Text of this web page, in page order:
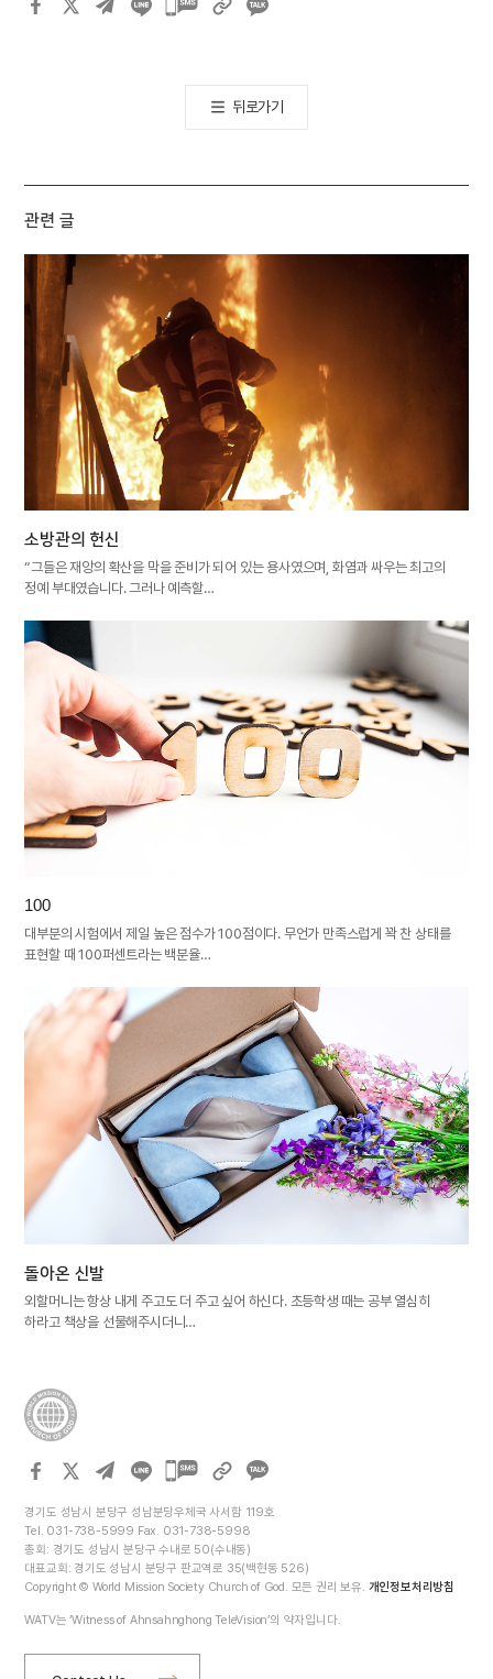
카카오톡
뒤로가기
관련 글
소방관의 헌신
“그들은 재앙의 확산을 막을 준비가 되어 있는 용사였으며, 화염과 싸우는 최고의
정예 부대였습니다. 그러나 예측할…
100
대부분의 시험에서 제일 높은 점수가 100점이다. 무언가 만족스럽게 꽉 찬 상태를
표현할 때 100퍼센트라는 백분율…
돌아온 신발
외할머니는 항상 내게 주고도 더 주고 싶어 하신다. 초등학생 때는 공부 열심히
하라고 책상을 선물해주시더니…
카카오톡
경기도 성남시 분당구 성남분당우체국 사서함 119호
Tel. 031-738-5999 Fax. 031-738-5998
총회: 경기도 성남시 분당구 수내로 50(수내동)
대표교회: 경기도 성남시 분당구 판교역로 35(백현동 526)
Copyright © World Mission Society Church of God. 모든 권리 보유. 개인정보처리방침
WATV는 ‘Witness of Ahnsahnghong TeleVision’의 약자입니다.